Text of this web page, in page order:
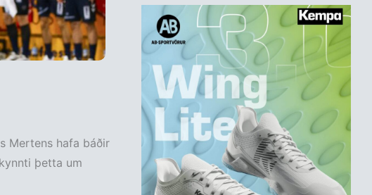
Mertens hafa báðir
þetta um